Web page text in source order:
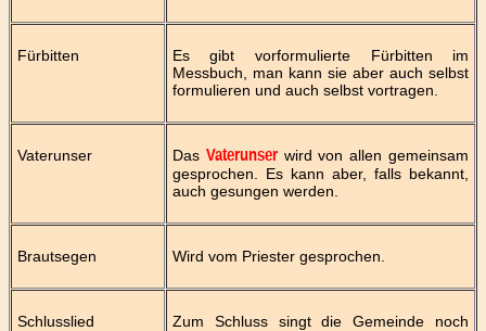
Fürbitten
Es gibt vorformulierte Fürbitten im
Messbuch, man kann sie aber auch selbst
formulieren und auch selbst vortragen.
Vaterunser Das Vaterunserwird von allen gemeinsam
gesprochen. Es kann aber, falls bekannt,
auch gesungen werden.
Brautsegen Wird vom Priester gesprochen.
Schlusslied
Zum Schluss singt die Gemeinde noch